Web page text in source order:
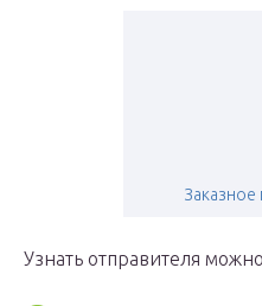
Заказное
Узнать отправителя